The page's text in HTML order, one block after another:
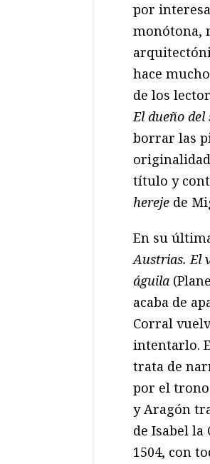
por
monótona,
hace
de los
El dueño del
borrar las
título y
hereje de
En su
Austrias. El
águila
acaba de
Corral
intentarlo.
trata de
por el
y Aragón
de Isabel la
1504, con